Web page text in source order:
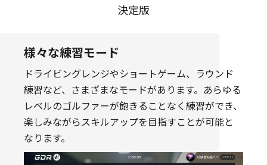
決定版
様々な練習モード
ドライビングレンジやショートゲーム、ラウンド
練習など、さまざまなモードがあります。あらゆる
レベルのゴルファーが飽きることなく練習ができ、
楽しみながらスキルアップを目指すことが可能と
なります。